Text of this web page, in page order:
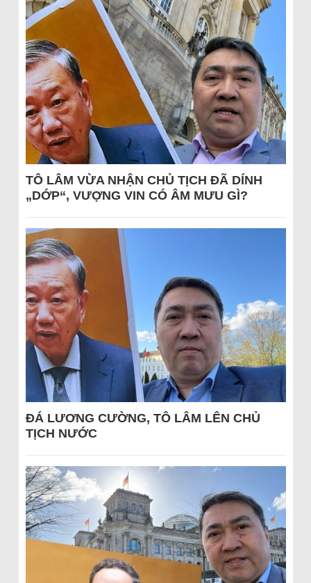
TÔ LÂM VỪA NHẬN CHỦ TỊCH ĐÃ DÍNH
„DỚP“, VƯỢNG VIN CÓ ÂM MƯU GÌ?
ĐÁ LƯƠNG CƯỜNG, TÔ LÂM LÊN CHỦ
TỊCH NƯỚC